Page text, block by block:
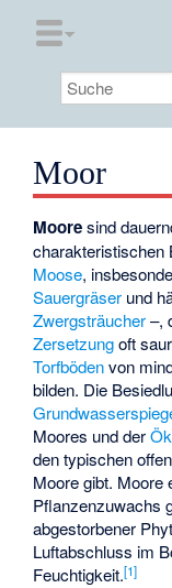
Moor
Mooresind
charakteristischen
Moose,
Sauergräser und
Zwergsträucher–,
Zersetzungoft
Torfbödenvon
bilden. Die
Moores und der
den typischen
Moore gibt. Moore
Pflanzenzuwachs
abgestorbener
Luftabschluss im
Feuchtigkeit.[1]